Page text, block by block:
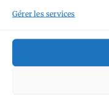
Gérer les services
Anti
perchéCircuit
Academy Hauts-de-